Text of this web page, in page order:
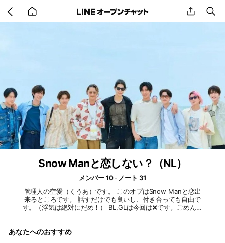
back
to
share
Snow Manと恋しない？（NL）
メンバー 10
ノート 31
管理人の空愛（くうあ）です。 このオプはSnow Manと恋出
来るところです。 話すだけでも良いし、付き合っても自由で
す。（浮気は絶対にだめ！） BL,GLは今回は❌です。ごめんな
❌ 阿部亮平 ❌ 佐久間大介 ❌ 岩本照 ❌️💛 深澤辰哉 渡辺
あなたへのおすすめ